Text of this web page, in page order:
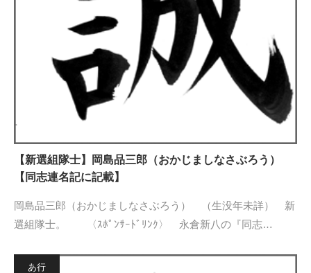
【新選組隊士】岡島品三郎（おかじましなさぶろう）
【同志連名記に記載】
岡島品三郎（おかじましなさぶろう） （生没年未詳） 新
選組隊士。 〈ｽﾎﾟﾝｻｰﾄﾞﾘﾝｸ〉 永倉新八の『同志…
あ行